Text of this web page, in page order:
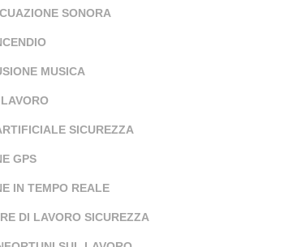
SONORA
MUSICA
SICUREZZA
GPS
IN TEMPO REALE
DI LAVORO SICUREZZA